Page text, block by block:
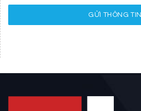
GỬI THÔNG TIN